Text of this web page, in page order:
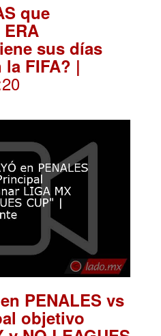
que
ERA
sus días
la FIFA? |
PENALES vs
objetivo